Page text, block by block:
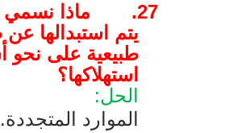
27.
ماذا نسمي
يتم استبدالها
طبيعية على نحو
استهلاكها؟
الحل:
الموارد المتجددة.